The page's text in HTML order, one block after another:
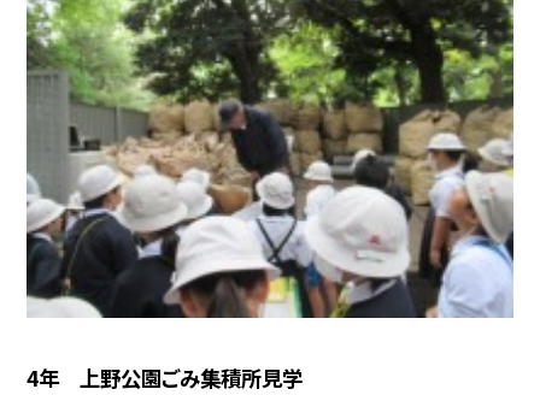
4年 上野公園ごみ集積所見学